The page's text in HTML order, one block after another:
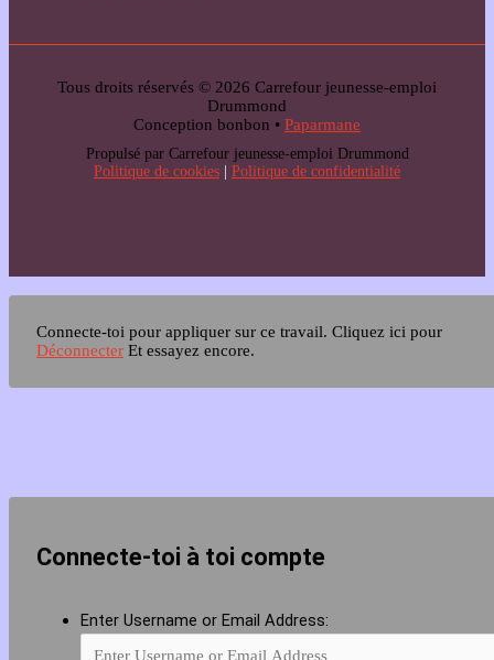
Tous droits réservés © 2026 Carrefour jeunesse-emploi
Drummond
Conception bonbon • Paparmane
Propulsé par Carrefour jeunesse-emploi Drummond
Politique de cookies | Politique de confidentialité
Connecte-toi pour appliquer sur ce travail. Cliquez ici pour
Déconnecter Et essayez encore.
Connecte-toi à toi compte
Enter Username or Email Address: